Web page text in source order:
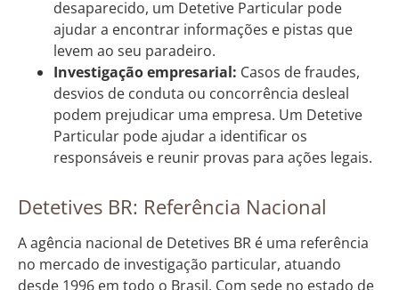
desaparecido, um Detetive Particular pode
ajudar a encontrar informações e pistas que
levem ao seu paradeiro.
Investigação empresarial: Casos de fraudes,
desvios de conduta ou concorrência desleal
podem prejudicar uma empresa. Um Detetive
Particular pode ajudar a identificar os
responsáveis e reunir provas para ações legais.
Detetives BR: Referência Nacional
A agência nacional de Detetives BR é uma referência
no mercado de investigação particular, atuando
desde 1996 em todo o Brasil. Com sede no estado de